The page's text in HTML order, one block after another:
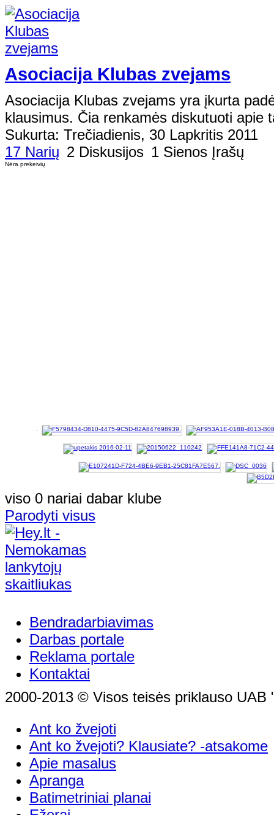
Asociacija Klubas zvejams
Asociacija Klubas zvejams yra įkurta
klausimus. Čia renkamės diskutuoti apie
Sukurta: Trečiadienis, 30 Lapkritis 2011
17 Narių 2 Diskusijos 1 Sienos Įrašų
Nėra prekeivių
viso 0 nariai dabar klube
Parodyti visus
Bendradarbiavimas
Darbas portale
Reklama portale
Kontaktai
2000-2013 © Visos teisės priklauso UAB
Ant ko žvejoti
Ant ko žvejoti? Klausiate? -atsakome
Apie masalus
Apranga
Batimetriniai planai